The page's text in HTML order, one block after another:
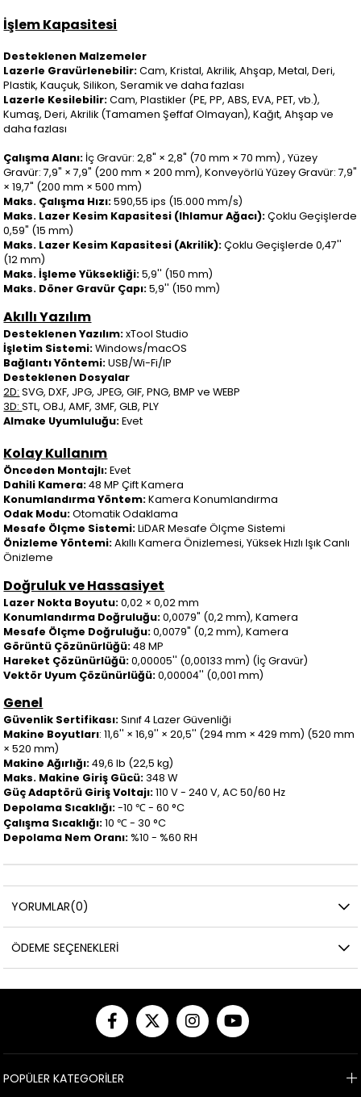
İşlem Kapasitesi
Desteklenen Malzemeler
Lazerle Gravürlenebilir:Cam, Kristal, Akrilik, Ahşap, Metal, Deri,
Plastik, Kauçuk, Silikon, Seramik ve daha fazlası
Lazerle Kesilebilir:Cam, Plastikler (PE, PP, ABS, EVA, PET, vb.),
Kumaş, Deri, Akrilik (Tamamen Şeffaf Olmayan), Kağıt, Ahşap ve
daha fazlası
Çalışma Alanı: İç Gravür: 2,8" × 2,8" (70 mm × 70 mm) , Yüzey
Gravür: 7,9" × 7,9" (200 mm × 200 mm), Konveyörlü Yüzey Gravür: 7,9"
× 19,7" (200 mm × 500 mm)
Maks. Çalışma Hızı:590,55 ips (15.000 mm/s)
Maks. Lazer Kesim Kapasitesi (Ihlamur Ağacı):Çoklu Geçişlerde
0,59" (15 mm)
Maks. Lazer Kesim Kapasitesi (Akrilik):Çoklu Geçişlerde 0,47''
(12 mm)
Maks. İşleme Yüksekliği:5,9'' (150 mm)
Maks. Döner Gravür Çapı:5,9'' (150 mm)
Akıllı Yazılım
Desteklenen Yazılım:xTool Studio
İşletim Sistemi:Windows/macOS
Bağlantı Yöntemi:USB/Wi-Fi/IP
Desteklenen Dosyalar
2D: SVG, DXF, JPG, JPEG, GIF, PNG, BMP ve WEBP
3D:STL, OBJ, AMF, 3MF, GLB, PLY
AImake Uyumluluğu:Evet
Kolay Kullanım
Önceden Montajlı:Evet
Dahili Kamera:48 MP Çift Kamera
Konumlandırma Yöntem:Kamera Konumlandırma
Odak Modu:Otomatik Odaklama
Mesafe Ölçme Sistemi:LiDAR Mesafe Ölçme Sistemi
Önizleme Yöntemi:Akıllı Kamera Önizlemesi, Yüksek Hızlı Işık Canlı
Önizleme
Doğruluk ve Hassasiyet
Lazer Nokta Boyutu:0,02 × 0,02 mm
Konumlandırma Doğruluğu:0,0079" (0,2 mm), Kamera
Mesafe Ölçme Doğruluğu:0,0079" (0,2 mm), Kamera
Görüntü Çözünürlüğü:48 MP
Hareket Çözünürlüğü:0,00005'' (0,00133 mm) (İç Gravür)
Vektör Uyum Çözünürlüğü:0,00004'' (0,001 mm)
Genel
Güvenlik Sertifikası:Sınıf 4 Lazer Güvenliği
Makine Boyutları: 11,6'' × 16,9'' × 20,5'' (294 mm × 429 mm) (520 mm
× 520 mm)
Makine Ağırlığı:49,6 lb (22,5 kg)
Maks. Makine Giriş Gücü: 348 W
Güç Adaptörü Giriş Voltajı:110 V - 240 V, AC 50/60 Hz
Depolama Sıcaklığı:-10 ℃ - 60 °C
Çalışma Sıcaklığı:10 ℃ - 30 °C
Depolama Nem Oranı:%10 - %60 RH
YORUMLAR(0)
ÖDEME SEÇENEKLERI
POPÜLER KATEGORİLER